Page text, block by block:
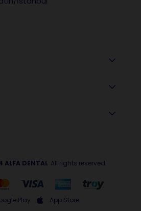
ALFA DENTAL All rights reserved.
Play App Store